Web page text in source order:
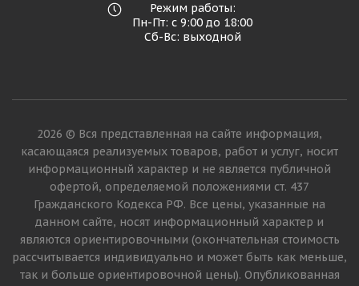
Режим работы:
Пн-Пт: с 9:00 до 18:00
Сб-Вс: выходной
2026 © Вся представленная на сайте информация,
касающаяся реализуемых товаров, работ и услуг, носит
информационный характер и не является публичной
офертой, определяемой положениями ст. 437
Гражданского Кодекса РФ. Все цены, указанные на
данном сайте, носят информационный характер и
являются ориентировочными (окончательная стоимость
рассчитывается индивидуально и может быть как меньше,
так и больше ориентировочной цены). Опубликованная